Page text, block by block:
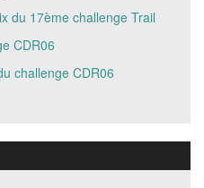
du 17ème challenge Trail
CDR06
challenge CDR06